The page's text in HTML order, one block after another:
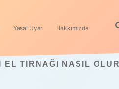
Yasal Uyarı Hakkımızda
EL TIRNAĞI NASIL OLUR